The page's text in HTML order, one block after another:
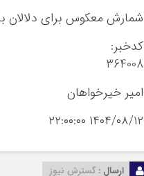
شمارش معکوس برای دلالان
کدخبر:
364008
امیر خیرخواهان
۱۴۰۴/۰۸/۱۲ ۲۲:۰۰:۰۰
ارسال : گسترش نیوز